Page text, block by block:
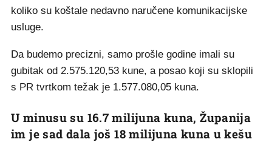
koliko su koštale nedavno naručene komunikacijske
usluge.
Da budemo precizni, samo prošle godine imali su
gubitak od 2.575.120,53 kune, a posao koji su sklopili
s PR tvrtkom težak je 1.577.080,05 kuna.
U minusu su 16.7 milijuna kuna, Županija
im je sad dala još 18 milijuna kuna u kešu